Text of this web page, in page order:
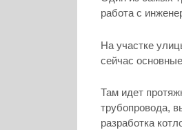
работа с
На участке
сейчас
Там идет
трубопровода,
разработка